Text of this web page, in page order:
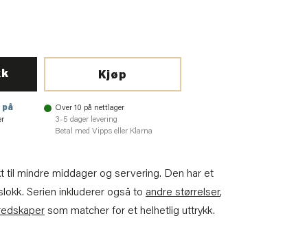
Kjøp
Over 10 på nettlager
3-5 dager levering
Betal med Vipps eller Klarna
på
til mindre middager og servering. Den har et
Serien inkluderer også to andre størrelser,
som matcher for et helhetlig uttrykk.